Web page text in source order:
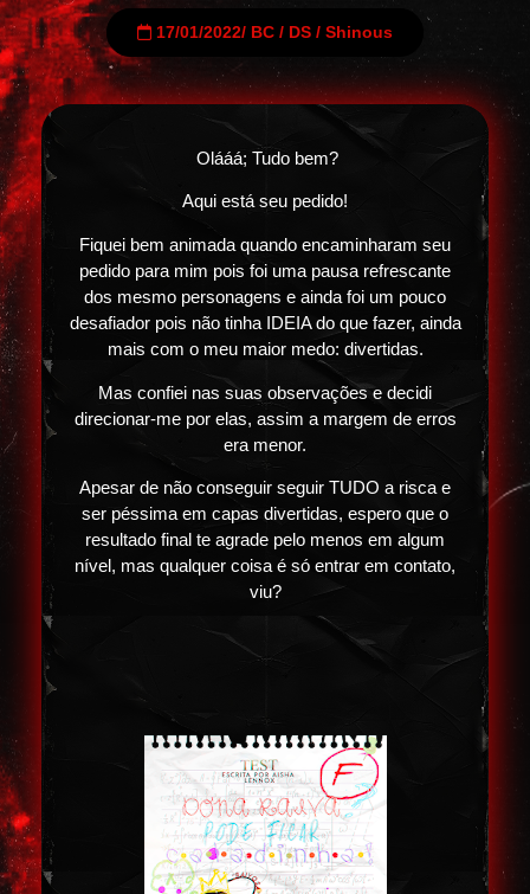
17/01/2022/ BC / DS / Shinous
Olááá; Tudo bem?
Aqui está seu pedido!
Fiquei bem animada quando encaminharam seu
pedido para mim pois foi uma pausa refrescante
dos mesmo personagens e ainda foi um pouco
desafiador pois não tinha IDEIA do que fazer, ainda
mais com o meu maior medo: divertidas.
Mas confiei nas suas observações e decidi
direcionar-me por elas, assim a margem de erros
era menor.
Apesar de não conseguir seguir TUDO a risca e
ser péssima em capas divertidas, espero que o
resultado final te agrade pelo menos em algum
nível, mas qualquer coisa é só entrar em contato,
viu?